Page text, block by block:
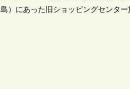
島）にあった旧ショッピングセンタ